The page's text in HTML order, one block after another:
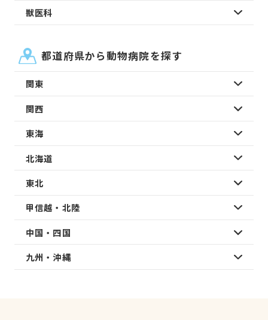
獣医科
都道府県から動物病院を探す
関東
関西
東海
北海道
東北
甲信越・北陸
中国・四国
九州・沖縄